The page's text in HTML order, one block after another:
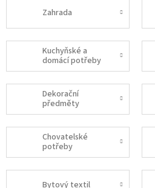
Zahrada
Kuchyňské a
domácí potřeby
Dekorační
předměty
Chovatelské
potřeby
Bytový textil